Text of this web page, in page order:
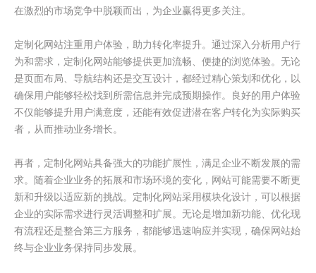
在激烈的市场竞争中脱颖而出，为企业赢得更多关注。
定制化网站注重用户体验，助力转化率提升。通过深入分析用户行
为和需求，定制化网站能够提供更加流畅、便捷的浏览体验。无论
是页面布局、导航结构还是交互设计，都经过精心策划和优化，以
确保用户能够轻松找到所需信息并完成预期操作。良好的用户体验
不仅能够提升用户满意度，还能有效促进潜在客户转化为实际购买
者，从而推动业务增长。
再者，定制化网站具备强大的功能扩展性，满足企业不断发展的需
求。随着企业业务的拓展和市场环境的变化，网站可能需要不断更
新和升级以适应新的挑战。定制化网站采用模块化设计，可以根据
企业的实际需求进行灵活调整和扩展。无论是增加新功能、优化现
有流程还是整合第三方服务，都能够迅速响应并实现，确保网站始
终与企业业务保持同步发展。